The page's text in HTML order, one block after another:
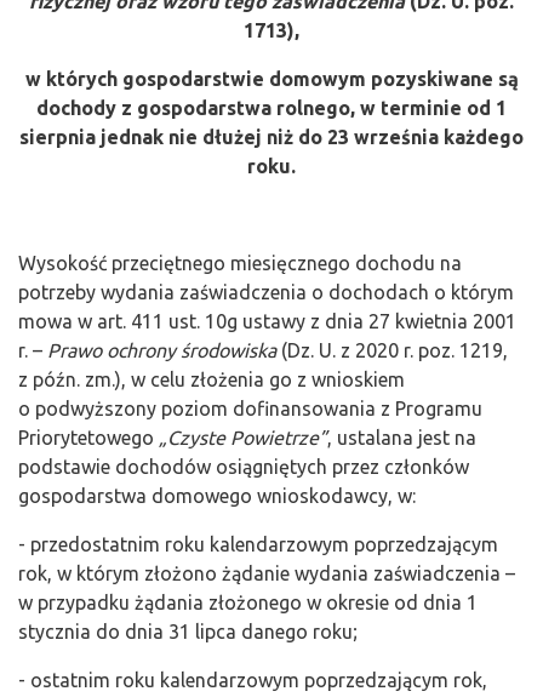
1713),
w których gospodarstwie domowym pozyskiwane są
dochody z gospodarstwa rolnego, w terminie od 1
sierpnia jednak nie dłużej niż do 23 września każdego
roku.
Wysokość przeciętnego miesięcznego dochodu na
potrzeby wydania zaświadczenia o dochodach o którym
mowa w art. 411 ust. 10g ustawy z dnia 27 kwietnia 2001
r. – Prawo ochrony środowiska(Dz. U. z 2020 r. poz. 1219,
z późn. zm.), w celu złożenia go z wnioskiem
o podwyższony poziom dofinansowania z Programu
Priorytetowego „Czyste Powietrze”, ustalana jest na
podstawie dochodów osiągniętych przez członków
gospodarstwa domowego wnioskodawcy, w:
- przedostatnim roku kalendarzowym poprzedzającym
rok, w którym złożono żądanie wydania zaświadczenia –
w przypadku żądania złożonego w okresie od dnia 1
stycznia do dnia 31 lipca danego roku;
- ostatnim roku kalendarzowym poprzedzającym rok,